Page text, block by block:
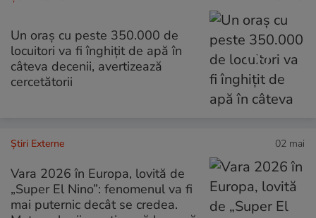
Un oraș cu peste 350.000 de
locuitori va fi înghițit de apă în
câteva decenii, avertizează
cercetătorii
Știri Externe 02 mai
Vara 2026 în Europa, lovită de
„Super El Nino”: fenomenul va fi
mai puternic decât se credea.